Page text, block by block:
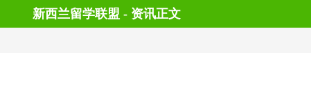
新西兰留学联盟 - 资讯正文